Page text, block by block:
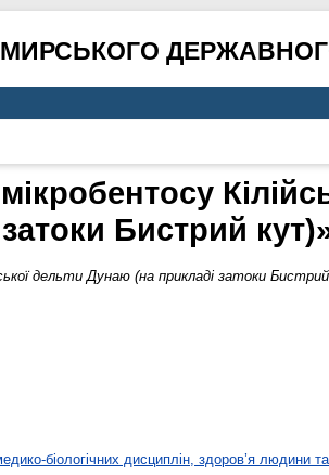
Бистрий
дельти Дунаю (на прикладі затоки
біологічних дисциплін, здоров’я людини